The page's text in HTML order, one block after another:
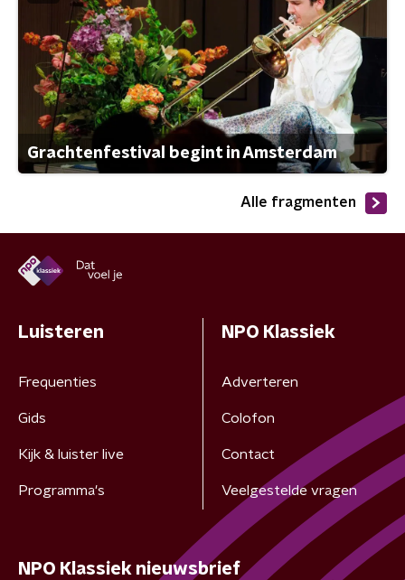
Grachtenfestival begint in Amsterdam
Alle fragmenten
Luisteren
Frequenties
Gids
Kijk & luister live
Programma's
NPO Klassiek
Adverteren
Colofon
Contact
Veelgestelde vragen
NPO Klassiek nieuwsbrief